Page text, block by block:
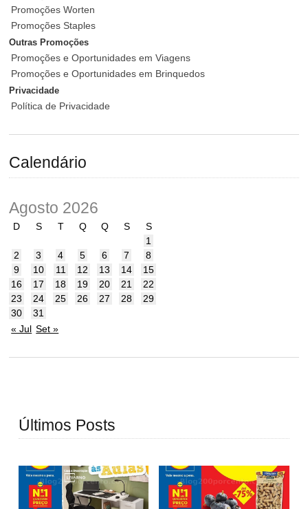
Promoções Worten
Promoções Staples
Outras Promoções
Promoções e Oportunidades em Viagens
Promoções e Oportunidades em Brinquedos
Privacidade
Política de Privacidade
Calendário
Agosto 2026
D S T Q Q S
S
1
2
3 4 5 6 7
8
9
10 11 12 13 14
15
16
17 18 19 20 21
22
23
24 25 26 27 28
29
30
31
« Jul Set »
Últimos Posts